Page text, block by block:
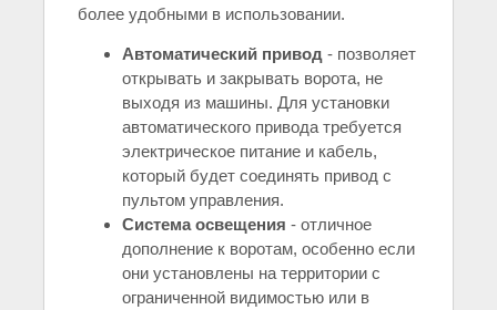
более удобными в использовании.
Автоматический привод - позволяет
открывать и закрывать ворота, не
выходя из машины. Для установки
автоматического привода требуется
электрическое питание и кабель,
который будет соединять привод с
пультом управления.
Система освещения - отличное
дополнение к воротам, особенно если
они установлены на территории с
ограниченной видимостью или в